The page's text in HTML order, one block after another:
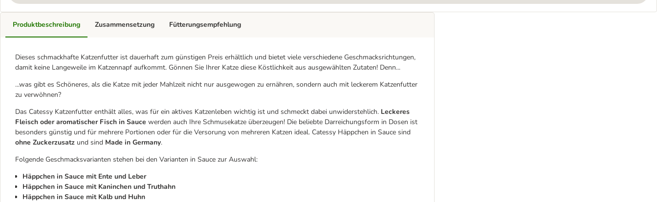
Produktbeschreibung
Dieses schmackhafte Katzenfutter ist dauerhaft zum günstigen Preis erhältlich und bietet viele verschiedene Geschmacksrichtungen,
damit keine Langeweile im Katzennapf aufkommt. Gönnen Sie Ihrer Katze diese Köstlichkeit aus ausgewählten Zutaten! Denn...
...was gibt es Schöneres, als die Katze mit jeder Mahlzeit nicht nur ausgewogen zu ernähren, sondern auch mit leckerem Katzenfutter
zu verwöhnen?
Das Catessy Katzenfutter enthält alles, was für ein aktives Katzenleben wichtig ist und schmeckt dabei unwiderstehlich. Leckeres
Fleisch oder aromatischer Fisch in Sauce werden auch Ihre Schmusekatze überzeugen! Die beliebte Darreichungsform in Dosen ist
besonders günstig und für mehrere Portionen oder für die Versorung von mehreren Katzen ideal. Catessy Häppchen in Sauce sind
ohne Zuckerzusatz und sind Made in Germany.
Folgende Geschmacksvarianten stehen bei den Varianten in Sauce zur Auswahl:
Häppchen in Sauce mit Ente und Leber
Häppchen in Sauce mit Kaninchen und Truthahn
Häppchen in Sauce mit Kalb und Huhn
Zusammensetzung Fütterungsempfehlung